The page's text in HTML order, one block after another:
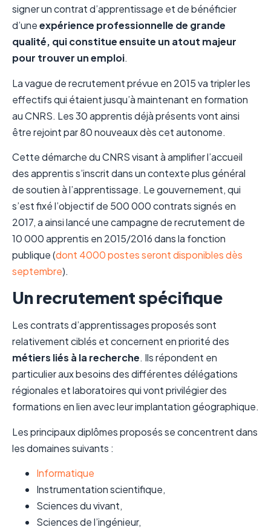
signer un contrat d’apprentissage et de bénéficier
d’uneexpérience professionnelle de grande
qualité, qui constitue ensuite un atout majeur
pour trouver un emploi.
La vague de recrutement prévue en 2015 va tripler les
effectifs qui étaient jusqu’à maintenant en formation
au CNRS. Les 30 apprentis déjà présents vont ainsi
être rejoint par 80 nouveaux dès cet autonome.
Cette démarche du CNRS visant à amplifier l’accueil
des apprentis s’inscrit dans un contexte plus général
de soutien à l’apprentissage. Le gouvernement, qui
s’est fixé l’objectif de 500 000 contrats signés en
2017, a ainsi lancé une campagne de recrutement de
10 000 apprentis en 2015/2016 dans la fonction
publique (dont 4000 postes seront disponibles dès
septembre).
Un recrutement spécifique
Les contrats d’apprentissages proposés sont
relativement ciblés et concernent en priorité des
métiers liés à la recherche. Ils répondent en
particulier aux besoins des différentes délégations
régionales et laboratoires qui vont privilégier des
formations en lien avec leur implantation géographique.
Les principaux diplômes proposés se concentrent dans
les domaines suivants :
Informatique
Instrumentation scientifique,
Sciences du vivant,
Sciences de l’ingénieur,